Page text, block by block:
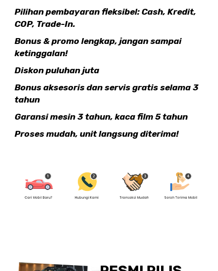
Pilihan pembayaran fleksibel: Cash, Kredit,
COP, Trade-In.
Bonus & promo lengkap, jangan sampai
ketinggalan!
Diskon puluhan juta
Bonus aksesoris dan servis gratis selama 3
tahun
Garansi mesin 3 tahun, kaca film 5 tahun
Proses mudah, unit langsung diterima!